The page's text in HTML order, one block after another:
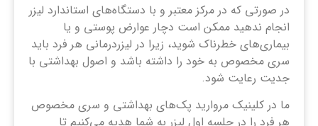
در صورتی که در مرکز معتبر و با دستگاه‌های استاندارد لیزر
انجام ندهید ممکن است دچار عوارض پوستی و یا
بیماری‌های خطرناک شوید، زیرا در لیزردرمانی هر فرد باید
سری مخصوص به خود را داشته باشد و اصول بهداشتی با
جدیت رعایت شود.
ما در کلینیک مروارید پک‌های بهداشتی و سری مخصوص
هر فرد را در جلسه اول لیزر به شما هدیه می‌کنیم تا